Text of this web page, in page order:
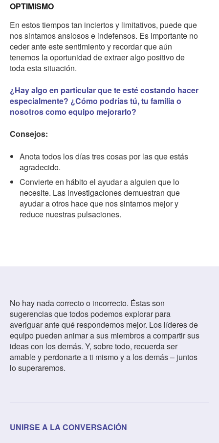
OPTIMISMO
En estos tiempos tan inciertos y limitativos, puede que
nos sintamos ansiosos e indefensos. Es importante no
ceder ante este sentimiento y recordar que aún
tenemos la oportunidad de extraer algo positivo de
toda esta situación.
¿Hay algo en particular que te esté costando hacer
especialmente? ¿Cómo podrías tú, tu familia o
nosotros como equipo mejorarlo?
Consejos:
Anota todos los días tres cosas por las que estás
agradecido.
Convierte en hábito el ayudar a alguien que lo
necesite. Las investigaciones demuestran que
ayudar a otros hace que nos sintamos mejor y
reduce nuestras pulsaciones.
No hay nada correcto o incorrecto. Éstas son
sugerencias que todos podemos explorar para
averiguar ante qué respondemos mejor. Los líderes de
equipo pueden animar a sus miembros a compartir sus
ideas con los demás. Y, sobre todo, recuerda ser
amable y perdonarte a ti mismo y a los demás – juntos
lo superaremos.
UNIRSE A LA CONVERSACIÓN